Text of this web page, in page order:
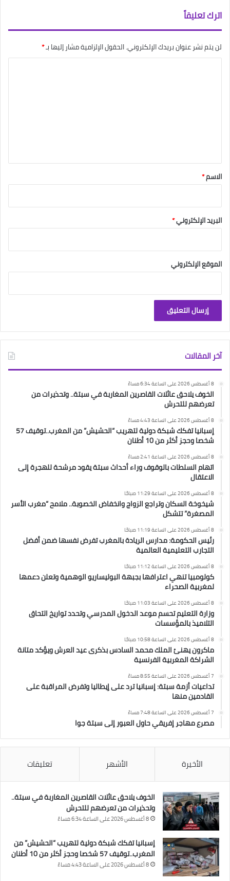
اترك تعليقاً
لن يتم نشر عنوان بريدك الإلكتروني.الحقول الإلزامية مشار إليها بـ*
*
الاسم*
البريد الإلكتروني*
الموقع الإلكتروني
آخر المقالات
8 أغسطس 2026 على الساعة 6:34 مساءً
الخوف يلاحق عائلات القاصرين المغاربة في سبتة.. وتحذيرات من
تعرضهم للتحرش
8 أغسطس 2026 على الساعة 4:43 مساءً
إسبانيا تفكك شبكة دولية لتهريب “الحشيش” من المغرب..توقيف 57
شخصا وحجز أكثر من 10 أطنان
8 أغسطس 2026 على الساعة 2:41 مساءً
اتهام السلطات بالوقوف وراء أحداث سبتة يقود مرشحة للهجرة إلى
الاعتقال
8 أغسطس 2026 على الساعة 11:29 صباحًا
شيخوخة السكان وتراجع الزواج وانخفاض الخصوبة.. ملامح “مغرب الأسر
المصغرة” تتشكل
8 أغسطس 2026 على الساعة 11:19 صباحًا
رئيس الحكومة: مدارس الريادة بالمغرب تفرض نفسها ضمن أفضل
التجارب التعليمية العالمية
8 أغسطس 2026 على الساعة 11:12 صباحًا
كولومبيا تنهي اعترافها بجبهة البوليساريو الوهمية وتعلن دعمها
لمغربية الصحراء
8 أغسطس 2026 على الساعة 11:03 صباحًا
وزارة التعليم تحسم موعد الدخول المدرسي وتحدد تواريخ التحاق
التلاميذ بالمؤسسات
8 أغسطس 2026 على الساعة 10:58 صباحًا
ماكرون يهنئ الملك محمد السادس بذكرى عيد العرش ويؤكد متانة
الشراكة المغربية الفرنسية
7 أغسطس 2026 على الساعة 8:55 مساءً
تداعيات أزمة سبتة: إسبانيا ترد على إيطاليا وتفرض المراقبة على
القادمين منها
7 أغسطس 2026 على الساعة 7:48 مساءً
مصرع مهاجر إفريقي حاول العبور إلى سبتة جوا
الأخيرة الأشهر تعليقات
الخوف يلاحق عائلات القاصرين المغاربة في سبتة..
وتحذيرات من تعرضهم للتحرش
8 أغسطس 2026 على الساعة 6:34 مساءً
إسبانيا تفكك شبكة دولية لتهريب “الحشيش” من
المغرب..توقيف 57 شخصا وحجز أكثر من 10 أطنان
8 أغسطس 2026 على الساعة 4:43 مساءً